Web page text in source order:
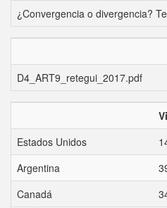
¿Convergencia o divergencia?
D4_ART9_retegui_2017.pdf
Estados Unidos
Argentina
Canadá